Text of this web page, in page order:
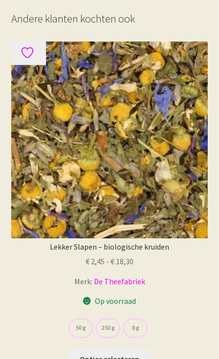
Andere klanten kochten ook
Lekker Slapen – biologische kruiden
€ 2,45 - € 18,30
tot
€ 18,30
Merk: De Theefabriek
Op voorraad
50 g 250 g 8 g